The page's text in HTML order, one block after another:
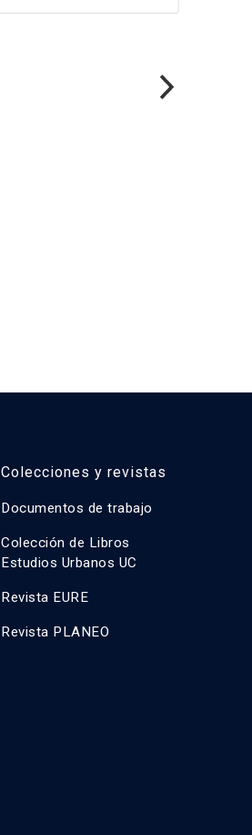
Colecciones y revistas
Documentos de trabajo
Colección de Libros
Estudios Urbanos UC
Revista EURE
Revista PLANEO